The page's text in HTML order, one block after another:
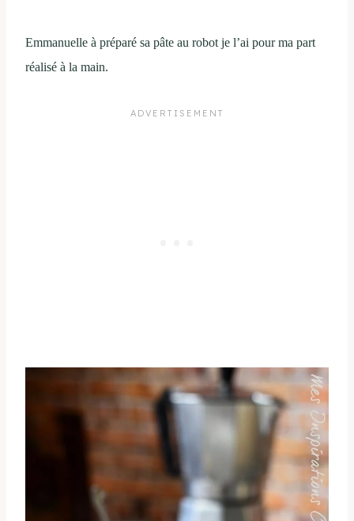
Emmanuelle à préparé sa pâte au robot je l’ai pour ma part
réalisé à la main.